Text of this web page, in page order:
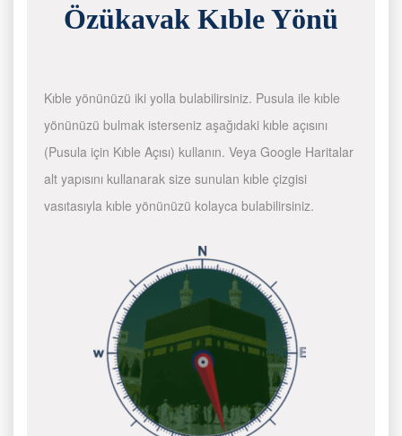
Özükavak Kıble Yönü
Kıble yönünüzü iki yolla bulabilirsiniz. Pusula ile kıble
yönünüzü bulmak isterseniz aşağıdaki kıble açısını
(Pusula için Kıble Açısı) kullanın. Veya Google Haritalar
alt yapısını kullanarak size sunulan kıble çizgisi
vasıtasıyla kıble yönünüzü kolayca bulabilirsiniz.